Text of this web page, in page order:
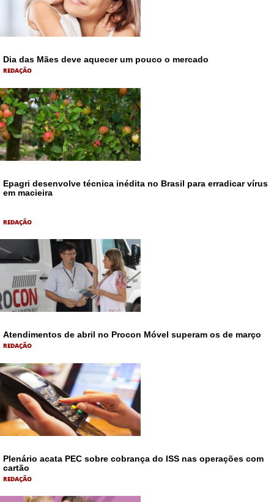
Dia das Mães deve aquecer um pouco o mercado
REDAÇÃO
Epagri desenvolve técnica inédita no Brasil para erradicar vírus
em macieira
REDAÇÃO
Atendimentos de abril no Procon Móvel superam os de março
REDAÇÃO
Plenário acata PEC sobre cobrança do ISS nas operações com
cartão
REDAÇÃO